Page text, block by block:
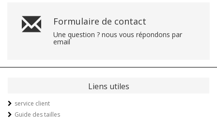
Formulaire de contact
Une question ? nous vous répondons par
email
Liens utiles
service client
Guide des tailles